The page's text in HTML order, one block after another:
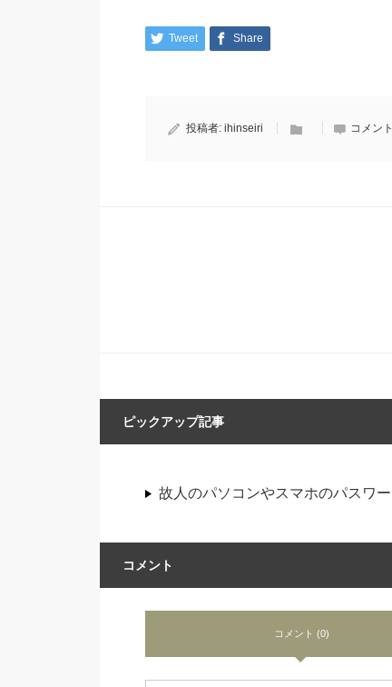
Tweet Share
投稿者: ihinseiri コメン
ピックアップ記事
故人のパソコンやスマホのパスワ
コメント
コメント (0)